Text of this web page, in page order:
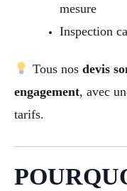
mesure
Inspection
Tous nos devis
engagement, avec
tarifs.